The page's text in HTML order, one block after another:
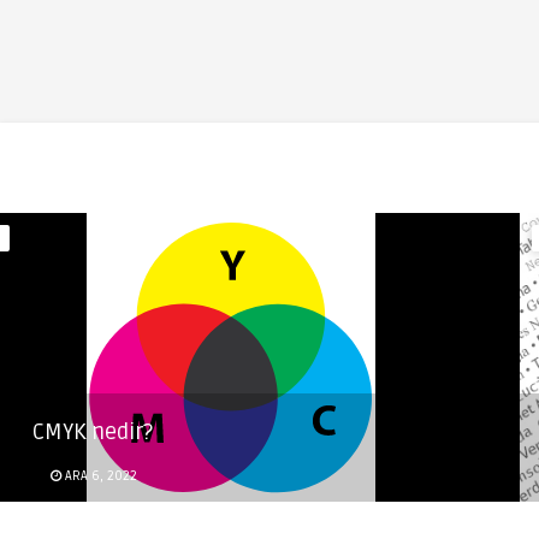
CMYK nedir?
ARA 6, 2022